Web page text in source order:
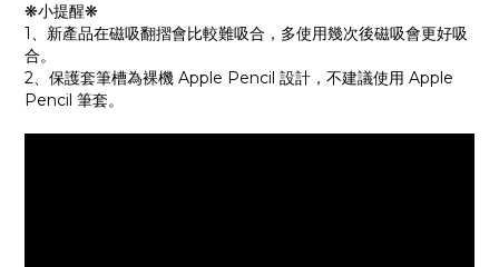
❋小提醒❋
1、新產品在磁吸翻摺會比較難吸合，多使用幾次後磁吸會更好吸
合。
2、保護套筆槽為裸機 Apple Pencil 設計，不建議使用 Apple
Pencil 筆套。